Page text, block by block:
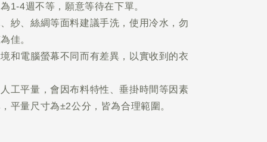
1-4週不等，願意等待在下單。
紗、絲綢等面料建議手洗，使用冷水，勿
佳。
和電腦螢幕不同而有差異，以實收到的衣
工平量，會因布料特性、垂掛時間等因素
平量尺寸為±2公分，皆為合理範圍。